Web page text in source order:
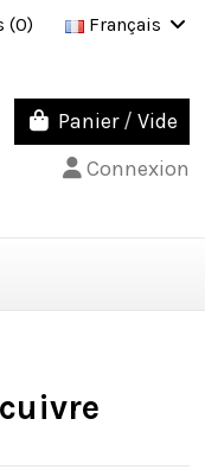
(0) Français
Panier / Vide
Connexion